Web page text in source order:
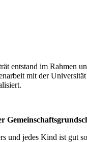
entstand im Rahmen
mit der
und jedes Kind ist gut